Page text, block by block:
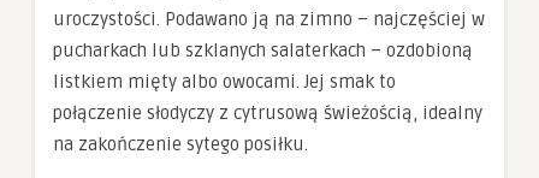
uroczystości. Podawano ją na zimno – najczęściej w
pucharkach lub szklanych salaterkach – ozdobioną
listkiem mięty albo owocami. Jej smak to
połączenie słodyczy z cytrusową świeżością, idealny
na zakończenie sytego posiłku.